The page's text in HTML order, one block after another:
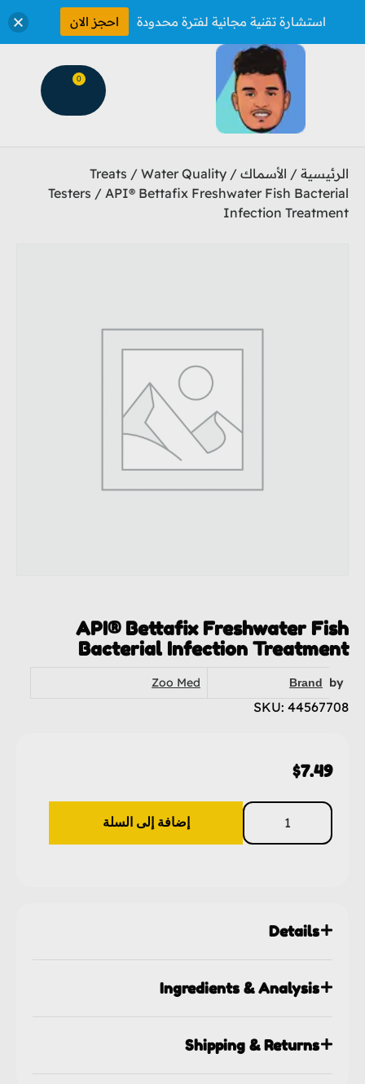
0
الرئيسية / الأسماك /
Treats / Water Quality
Testers / API® Bettafix Freshwater Fish Bacterial
Infection Treatment
API® Bettafix Freshwater Fish
Bacterial Infection Treatment
by
Brand
Zoo Med
SKU: 44567708
$7.49
إضافة إلى السلة
Details
Ingredients & Analysis
Shipping & Returns
استشارة تقنية مجانية لفترة محدودة احجز الان